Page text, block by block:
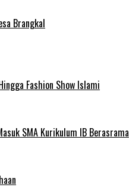
Brangkal
Fashion Show Islami
SMA Kurikulum IB Berasrama